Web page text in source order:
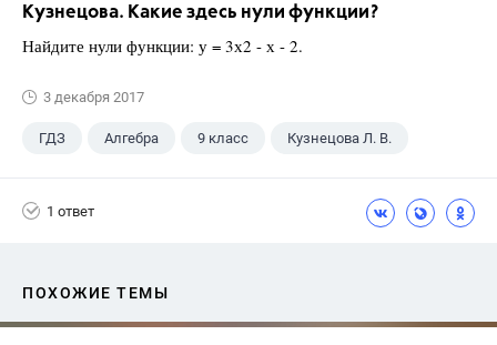
Кузнецова. Какие здесь нули функции?
Найдите нули функции: у = 3х2 - х - 2.
3 декабря 2017
ГДЗ Алгебра 9 класс Кузнецова Л. В.
1 ответ
ПОХОЖИЕ ТЕМЫ